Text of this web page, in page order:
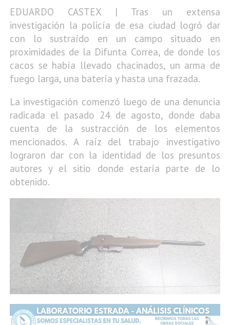
EDUARDO CASTEX | Tras un extensa
investigación la policía de esa ciudad logró dar
con lo sustraído en un campo situado en
proximidades de la Difunta Correa, de donde los
cacos se había llevado chacinados, un arma de
fuego larga, una batería y hasta una frazada.
La investigación comenzó luego de una denuncia
radicada el pasado 24 de agosto, donde daba
cuenta de la sustracción de los elementos
mencionados. A raíz del trabajo investigativo
lograron dar con la identidad de los presuntos
autores y el sitio donde estaría parte de lo
obtenido.